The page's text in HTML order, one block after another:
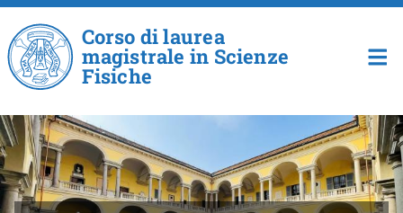
Salta al contenuto principale
Corso di laurea
magistrale in Scienze
Fisiche